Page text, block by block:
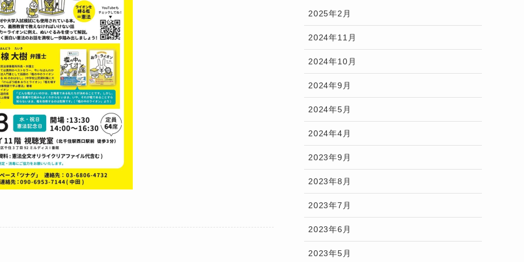
2025年2月
2024年11月
2024年10月
2024年9月
2024年5月
2024年4月
2023年9月
2023年8月
2023年7月
2023年6月
2023年5月